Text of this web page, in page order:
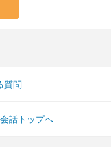
質問
話トップへ